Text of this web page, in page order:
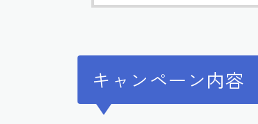
キャンペーン内容